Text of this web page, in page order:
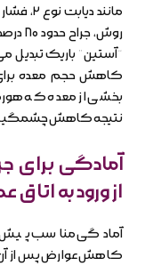
مانند
روش،
“آستین” باریک تبدیل
کاهش حجم معده
بخشی از معده که
نتیجه کاهش
آمادگی برای
از ورود به اتاق
آمادگی مناسب پیش
کاهش عوارض پس از آن